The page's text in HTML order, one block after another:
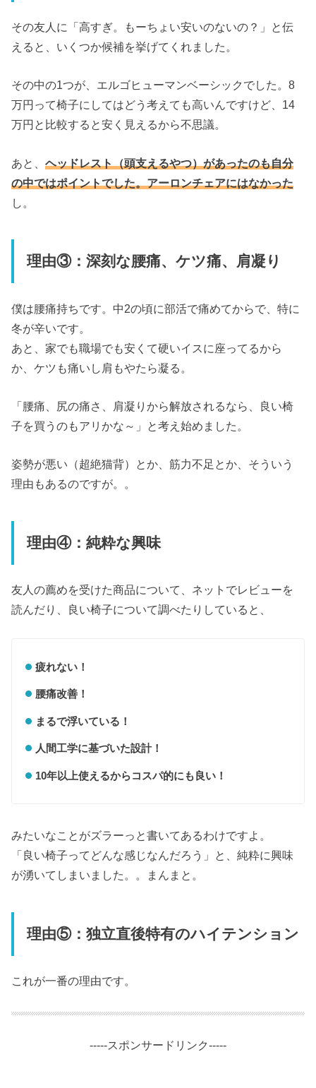
その友人に「高すぎ。もーちょい安いのないの？」と伝
えると、いくつか候補を挙げてくれました。
その中の1つが、エルゴヒューマンベーシックでした。8
万円って椅子にしてはどう考えても高いんですけど、14
万円と比較すると安く見えるから不思議。
あと、ヘッドレスト（頭支えるやつ）があったのも自分
の中ではポイントでした。アーロンチェアにはなかった
し。
理由③：深刻な腰痛、ケツ痛、肩凝り
僕は腰痛持ちです。中2の頃に部活で痛めてからで、特に
冬が辛いです。
あと、家でも職場でも安くて硬いイスに座ってるから
か、ケツも痛いし肩もやたら凝る。
「腰痛、尻の痛さ、肩凝りから解放されるなら、良い椅
子を買うのもアリかな～」と考え始めました。
姿勢が悪い（超絶猫背）とか、筋力不足とか、そういう
理由もあるのですが。。
理由④：純粋な興味
友人の薦めを受けた商品について、ネットでレビューを
読んだり、良い椅子について調べたりしていると、
疲れない！
腰痛改善！
まるで浮いている！
人間工学に基づいた設計！
10年以上使えるからコスパ的にも良い！
みたいなことがズラーっと書いてあるわけですよ。
「良い椅子ってどんな感じなんだろう」と、純粋に興味
が湧いてしまいました。。まんまと。
理由⑤：独立直後特有のハイテンション
これが一番の理由です。
-----スポンサードリンク-----